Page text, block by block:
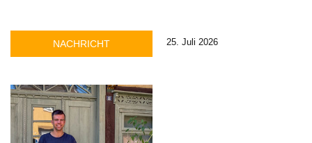
NACHRICHT 25. Juli 2026